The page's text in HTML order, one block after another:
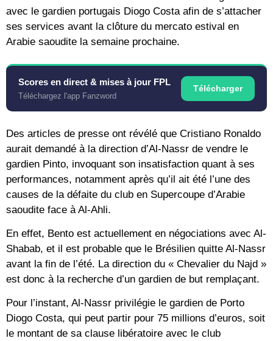
avec le gardien portugais Diogo Costa afin de s’attacher
ses services avant la clôture du mercato estival en
Arabie saoudite la semaine prochaine.
Scores en direct & mises à jour FPL
Téléchargez l'app Fanzword
Télécharger
Des articles de presse ont révélé que Cristiano Ronaldo
aurait demandé à la direction d’Al-Nassr de vendre le
gardien Pinto, invoquant son insatisfaction quant à ses
performances, notamment après qu’il ait été l’une des
causes de la défaite du club en Supercoupe d’Arabie
saoudite face à Al-Ahli.
En effet, Bento est actuellement en négociations avec Al-
Shabab, et il est probable que le Brésilien quitte Al-Nassr
avant la fin de l’été. La direction du « Chevalier du Najd »
est donc à la recherche d’un gardien de but remplaçant.
Pour l’instant, Al-Nassr privilégie le gardien de Porto
Diogo Costa, qui peut partir pour 75 millions d’euros, soit
le montant de sa clause libératoire avec le club